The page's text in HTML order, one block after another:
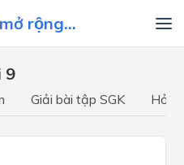
rộng...
9
Giải bài tập SGK Hỏi